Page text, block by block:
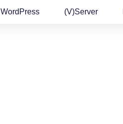
WordPress (v)Server